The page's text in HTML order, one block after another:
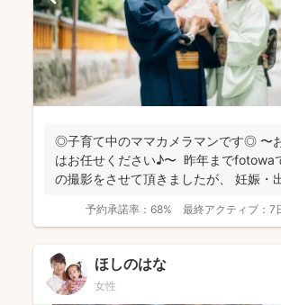
◎子育て中のママカメラマンです◎ 〜
はお任せください♪〜 昨年までfotowa
の撮影をさせて頂きましたが、 妊娠・
予約承諾率： 68% 最終アクティブ： 7
ほしのはな
女性